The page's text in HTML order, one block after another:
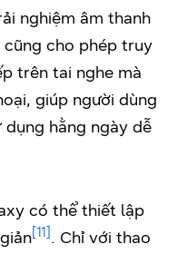
nghiệm âm thanh
cho phép truy
trên tai nghe mà
giúp người dùng
hằng ngày dễ
có thể thiết lập
[11] . Chỉ với thao